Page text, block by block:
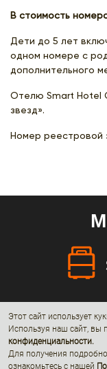
В стоимость
Дети до 5 лет
одном номере с
дополнительного
Отелю Smart Hotel
звезд».
Номер реестровой
Этот сайт использует
Используя наш сайт, вы
конфиденциальности.
Для получения
ознакомьтесь с нашей
ОтелиАкции